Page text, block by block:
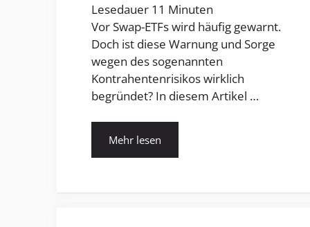
Lesedauer 11 Minuten
Vor Swap-ETFs wird häufig gewarnt.
Doch ist diese Warnung und Sorge
wegen des sogenannten
Kontrahentenrisikos wirklich
begründet? In diesem Artikel …
Mehr lesen